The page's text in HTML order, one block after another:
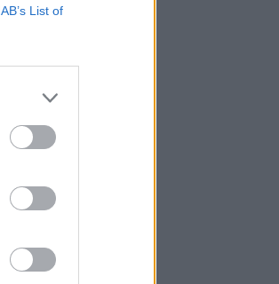
List of